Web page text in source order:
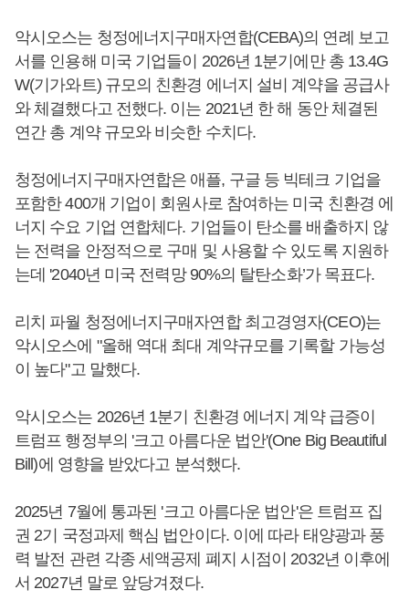
악시오스는 청정에너지구매자연합(CEBA)의 연례 보고
서를 인용해 미국 기업들이 2026년 1분기에만 총 13.4G
W(기가와트) 규모의 친환경 에너지 설비 계약을 공급사
와 체결했다고 전했다. 이는 2021년 한 해 동안 체결된
연간 총 계약 규모와 비슷한 수치다.
청정에너지구매자연합은 애플, 구글 등 빅테크 기업을
포함한 400개 기업이 회원사로 참여하는 미국 친환경 에
너지 수요 기업 연합체다. 기업들이 탄소를 배출하지 않
는 전력을 안정적으로 구매 및 사용할 수 있도록 지원하
는데 '2040년 미국 전력망 90%의 탈탄소화’가 목표다.
리치 파월 청정에너지구매자연합 최고경영자(CEO)는
악시오스에 "올해 역대 최대 계약규모를 기록할 가능성
이 높다"고 말했다.
악시오스는 2026년 1분기 친환경 에너지 계약 급증이
트럼프 행정부의 '크고 아름다운 법안'(One Big Beautiful
Bill)에 영향을 받았다고 분석했다.
2025년 7월에 통과된 '크고 아름다운 법안'은 트럼프 집
권 2기 국정과제 핵심 법안이다. 이에 따라 태양광과 풍
력 발전 관련 각종 세액공제 폐지 시점이 2032년 이후에
서 2027년 말로 앞당겨졌다.